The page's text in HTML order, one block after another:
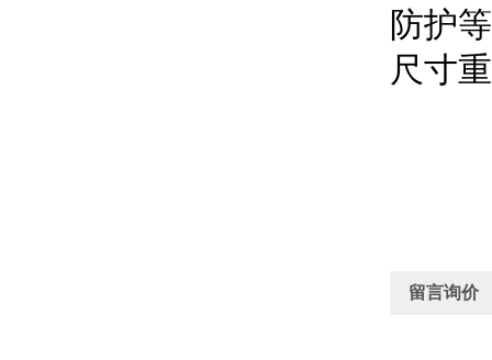
防护
尺寸
留言询价